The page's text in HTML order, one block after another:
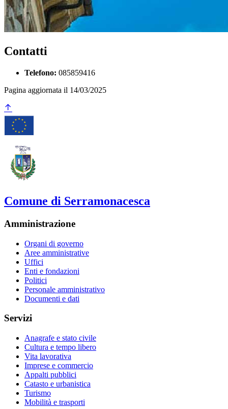
Contatti
Telefono: 085859416
Pagina aggiornata il 14/03/2025
Comune di Serramonacesca
Amministrazione
Organi di governo
Aree amministrative
Uffici
Enti e fondazioni
Politici
Personale amministrativo
Documenti e dati
Servizi
Anagrafe e stato civile
Cultura e tempo libero
Vita lavorativa
Imprese e commercio
Appalti pubblici
Catasto e urbanistica
Turismo
Mobilità e trasporti